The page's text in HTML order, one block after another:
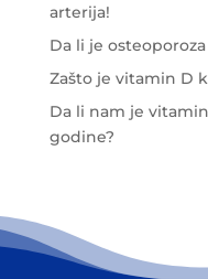
arterija!
Da li je
Zašto je vitamin D
Da li nam je
godine?